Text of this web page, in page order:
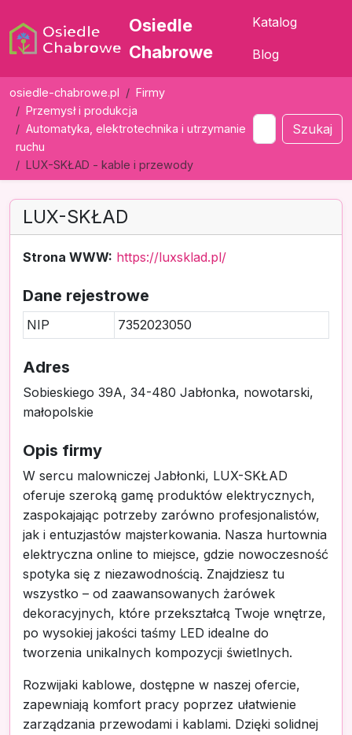
Osiedle
Chabrowe
Katalog
Blog
osiedle-chabrowe.pl
Firmy
Przemysł i produkcja
Automatyka, elektrotechnika i utrzymanie
ruchu
LUX-SKŁAD - kable i przewody
Szukaj
LUX-SKŁAD
Strona WWW: https://luxsklad.pl/
Dane rejestrowe
NIP 7352023050
Adres
Sobieskiego 39A, 34-480 Jabłonka, nowotarski,
małopolskie
Opis firmy
W sercu malowniczej Jabłonki, LUX-SKŁAD
oferuje szeroką gamę produktów elektrycznych,
zaspokajając potrzeby zarówno profesjonalistów,
jak i entuzjastów majsterkowania. Nasza hurtownia
elektryczna online to miejsce, gdzie nowoczesność
spotyka się z niezawodnością. Znajdziesz tu
wszystko – od zaawansowanych żarówek
dekoracyjnych, które przekształcą Twoje wnętrze,
po wysokiej jakości taśmy LED idealne do
tworzenia unikalnych kompozycji świetlnych.
Rozwijaki kablowe, dostępne w naszej ofercie,
zapewniają komfort pracy poprzez ułatwienie
zarządzania przewodami i kablami. Dzięki solidnej